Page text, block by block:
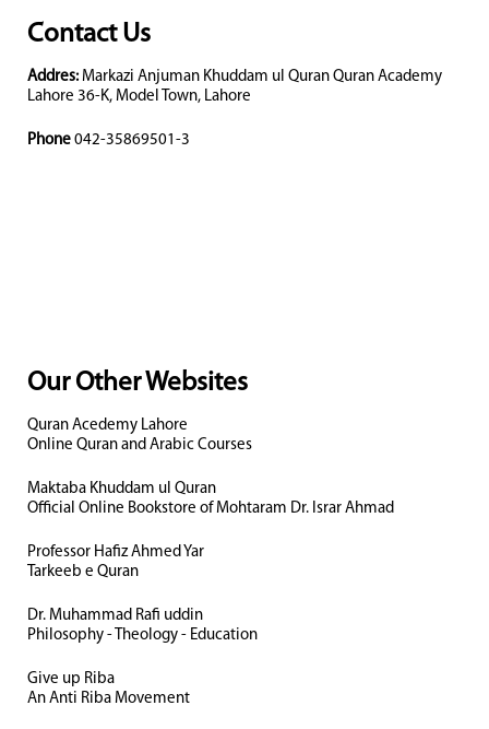
Contact Us
Addres: Markazi Anjuman Khuddam ul Quran Quran Academy
Lahore 36-K, Model Town, Lahore
Phone 042-35869501-3
Our Other Websites
Quran Acedemy Lahore
Online Quran and Arabic Courses
Maktaba Khuddam ul Quran
Official Online Bookstore of Mohtaram Dr. Israr Ahmad
Professor Hafiz Ahmed Yar
Tarkeeb e Quran
Dr. Muhammad Rafi uddin
Philosophy - Theology - Education
Give up Riba
An Anti Riba Movement